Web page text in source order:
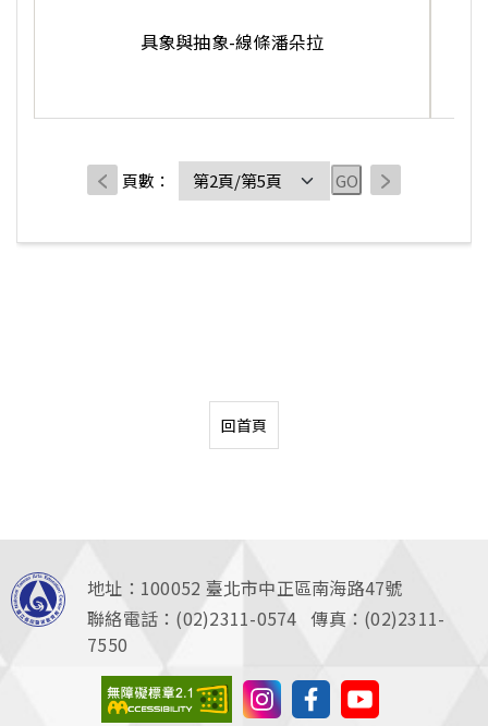
具象與抽象-線條潘朵拉
頁數：
回首頁
地址：100052 臺北市中正區南海路47號
聯絡電話：(02)2311-0574 傳真：(02)2311-
7550